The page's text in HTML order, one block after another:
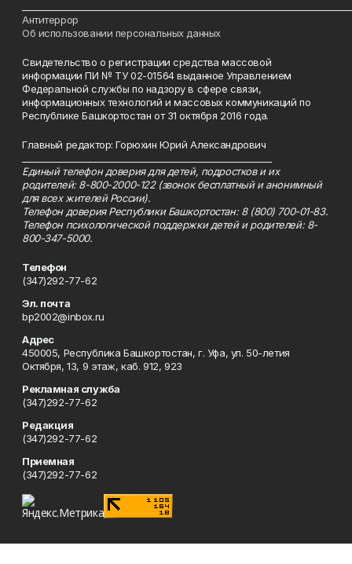
Антитеррор
Об использовании персональных данных
Свидетельство о регистрации средства массовой
информации ПИ № ТУ 02-01564 выданное Управлением
Федеральной службы по надзору в сфере связи,
информационных технологий и массовых коммуникаций по
Республике Башкортостан от 31 октября 2016 года.
Главный редактор: Горюхин Юрий Александрович
Единый телефон доверия для детей, подростков и их
родителей: 8-800-2000-122 (звонок бесплатный и анонимный
для всех жителей России).
Телефон доверия Республики Башкортостан: 8 (800) 700-01-83.
Телефон психологической поддержки детей и родителей: 8-
800-347-5000.
Телефон
(347)292-77-62
Эл. почта
bp2002@inbox.ru
Адрес
450005, Республика Башкортостан, г. Уфа, ул. 50-летия
Октября, 13, 9 этаж, каб. 912, 923
Рекламная служба
(347)292-77-62
Редакция
(347)292-77-62
Приемная
(347)292-77-62